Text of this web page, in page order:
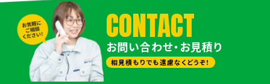
CONTACT
お問い合わせ・お見積り
相見積もりでも遠慮なくどうぞ！